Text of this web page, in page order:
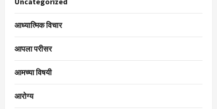
आध्यात्मिक विचार
आपला परीसर
आमच्या विषयी
आरोग्य